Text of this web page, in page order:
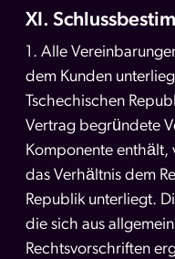
XI.
1. Alle
dem Kunden
Tschechischen
Vertrag begründete
Komponente enthält,
das Verhältnis dem
Republik unterliegt.
die sich aus
Rechtsvorschriften